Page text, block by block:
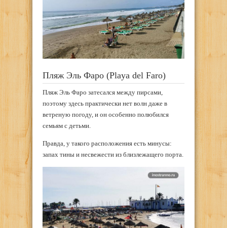
Пляж Эль Фаро (Playa del Faro)
Пляж Эль Фаро затесался между пирсами,
поэтому здесь практически нет волн даже в
ветреную погоду, и он особенно полюбился
семьям с детьми.
Правда, у такого расположения есть минусы:
запах тины и несвежести из близлежащего порта.